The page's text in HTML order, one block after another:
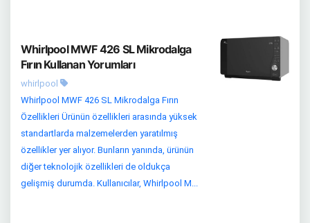
Whirlpool MWF 426 SL Mikrodalga
Fırın Kullanan Yorumları
whirlpool
Whirlpool MWF 426 SL Mikrodalga Fırın
Özellikleri Ürünün özellikleri arasında yüksek
standartlarda malzemelerden yaratılmış
özellikler yer alıyor. Bunların yanında, ürünün
diğer teknolojik özellikleri de oldukça
gelişmiş durumda. Kullanıcılar, Whirlpool M...